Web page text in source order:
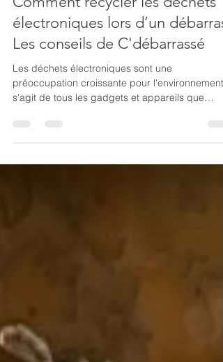
Comment recycler les déchets
électroniques lors d’un débarras
Les conseils de C'débarrassé
Les déchets électroniques sont une
nous...